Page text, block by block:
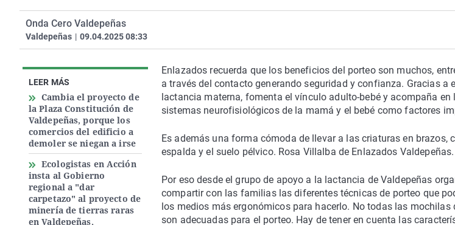
Onda Cero Valdepeñas
Valdepeñas | 09.04.2025 08:33
LEER MÁS
Cambia el proyecto de
la Plaza Constitución de
Valdepeñas, porque los
comercios del edificio a
demoler se niegan a irse
Ecologistas en Acción
insta al Gobierno
regional a "dar
carpetazo" al proyecto de
minería de tierras raras
en Valdepeñas,
Enlazados recuerda que los beneficios del porteo son muchos,
a través del contacto generando seguridad y confianza. Gracias a
lactancia materna, fomenta el vínculo adulto-bebé y acompaña en
sistemas neurofisiológicos de la mamá y el bebé como factores
Es además una forma cómoda de llevar a las criaturas en brazos,
espalda y el suelo pélvico. Rosa Villalba de Enlazados Valdepeñas.
Por eso desde el grupo de apoyo a la lactancia de Valdepeñas
compartir con las familias las diferentes técnicas de porteo que
los medios más ergonómicos para hacerlo. No todas las mochilas
son adecuadas para el porteo. Hay de tener en cuenta las